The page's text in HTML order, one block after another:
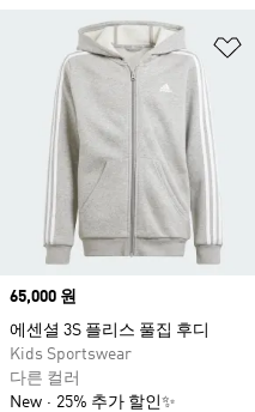
Price
65,000 원
에센셜 3S 플리스 풀집 후디
Kids Sportswear
다른 컬러
New
25% 추가 할인✨